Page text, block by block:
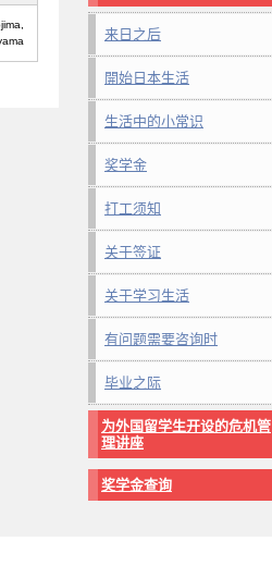
来日之后
開始日本生活
生活中的小常识
奖学金
打工须知
关于签证
关于学习生活
有问题需要咨询时
毕业之际
为外国留学生开设的危机管
理讲座
奖学金查询